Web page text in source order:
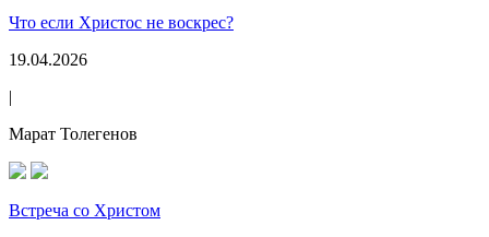
Что если Христос не воскрес?
19.04.2026
|
Марат Толегенов
Встреча со Христом